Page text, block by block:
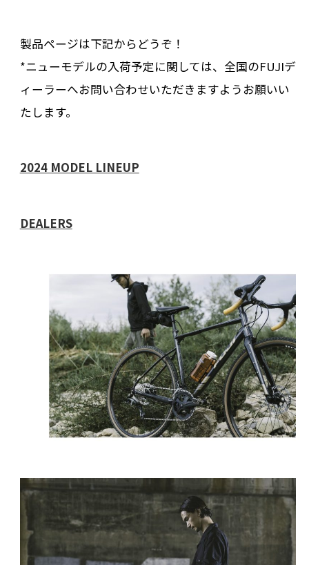
製品ページは下記からどうぞ！
*ニューモデルの入荷予定に関しては、全国のFUJIデ
ィーラーへお問い合わせいただきますようお願いい
たします。
2024 MODEL LINEUP
DEALERS